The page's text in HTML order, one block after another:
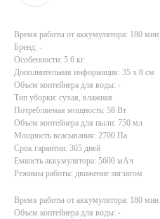
Время работы от аккумулятора: 180 мин
Бренд: -
Особенности: 5.6 кг
Дополнительная информация: 35 х 8 см
Объем контейнера для воды: -
Тип уборки: сухая, влажная
Потребляемая мощность: 58 Вт
Объем контейнера для пыли: 750 мл
Мощность всасывания: 2700 Па
Срок гарантии: 365 дней
Емкость аккумулятора: 5600 мАч
Режимы работы: движение зигзагом
Время работы от аккумулятора: 180 мин
Объем контейнера для воды: -